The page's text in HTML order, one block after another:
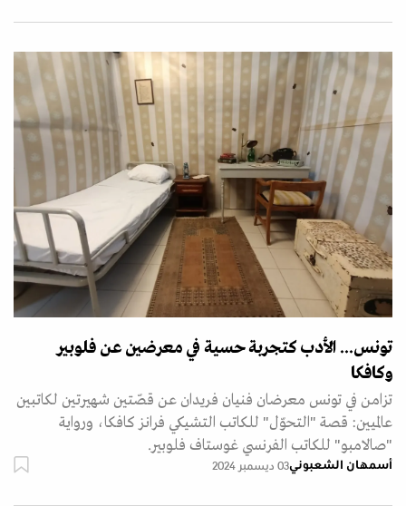
تونس... الأدب كتجربة حسية في معرضين عن فلوبير
وكافكا
تزامن في تونس معرضان فنيان فريدان عن قصّتين شهيرتين لكاتبين
عالميين: قصة "التحوّل" للكاتب التشيكي فرانز كافكا، ورواية
"صالامبو" للكاتب الفرنسي غوستاف فلوبير.
أسمهان الشعبوني03 ديسمبر 2024